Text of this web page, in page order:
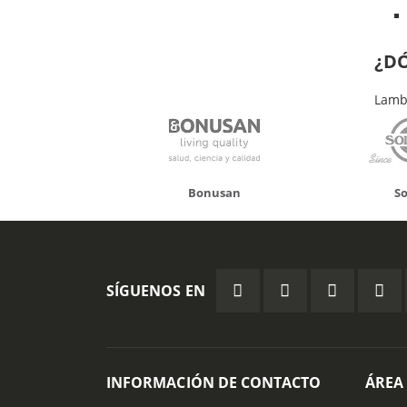
Solgar Hifas
SÍGUENOS EN
INFORMACIÓN DE CONTACTO